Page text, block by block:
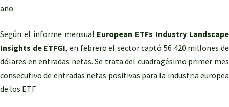
año.
Según el informe mensual European ETFs Industry Landscape
Insights de ETFGI, en febrero el sector captó 56 420 millones de
dólares en entradas netas. Se trata del cuadragésimo primer mes
consecutivo de entradas netas positivas para la industria europea
de los ETF.